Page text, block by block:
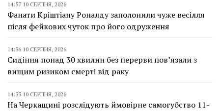
14:57 10 СЕРПНЯ, 2026
Фанати Кріштіану Роналду заполонили чуже весілля
після фейкових чуток про його одруження
14:36 10 СЕРПНЯ, 2026
Сидіння понад 30 хвилин без перерви пов’язали з
вищим ризиком смерті від раку
14:33 10 СЕРПНЯ, 2026
На Черкащині розслідують ймовірне самогубство 11-